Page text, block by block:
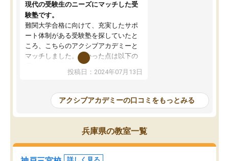
現代の受験生のニーズにマッチした受
験塾です。
難関大学合格に向けて、充実したサポ
ート体制がある受験塾を探していたと
ころ、こちらのアクシブアカデミーと
マッチしました。良かった点は以下の
1,多彩なカリキュラム
ており、どの科目でも深く学ぶことが
2.経験豊富な講師陣
大学受験に精通した講師が多く、効果
的な指導が受けられた。
3.学習環境
設備が整った学習環境で集中して勉強
投稿日：2024年07月13日
アクシブアカデミーの口コミをもっとみる
兵庫県の教室一覧